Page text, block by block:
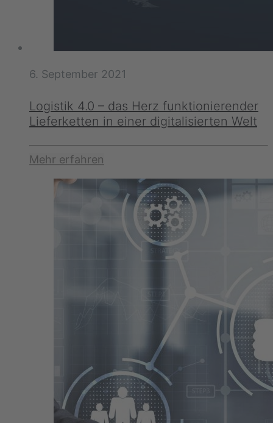
6. September 2021
Logistik 4.0 – das Herz funktionierender
Lieferketten in einer digitalisierten Welt
Mehr erfahren